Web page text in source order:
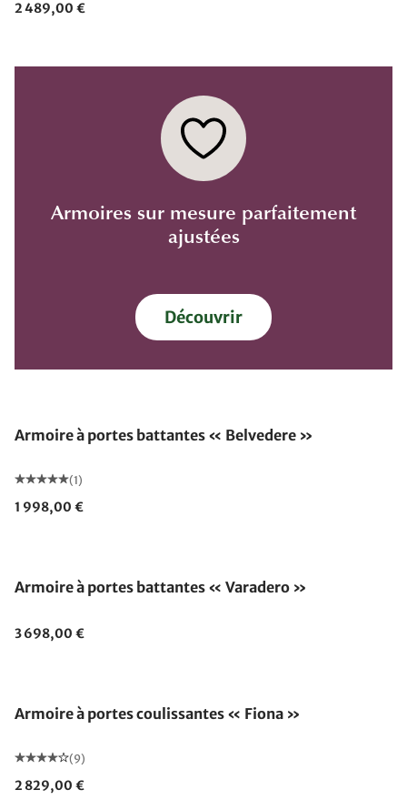
2 489,00 €
Armoires sur mesure parfaitement
ajustées
Découvrir
Armoire à portes battantes « Belvedere »
(1)
1 998,00 €
Armoire à portes battantes « Varadero »
3 698,00 €
Armoire à portes coulissantes « Fiona »
(9)
2 829,00 €